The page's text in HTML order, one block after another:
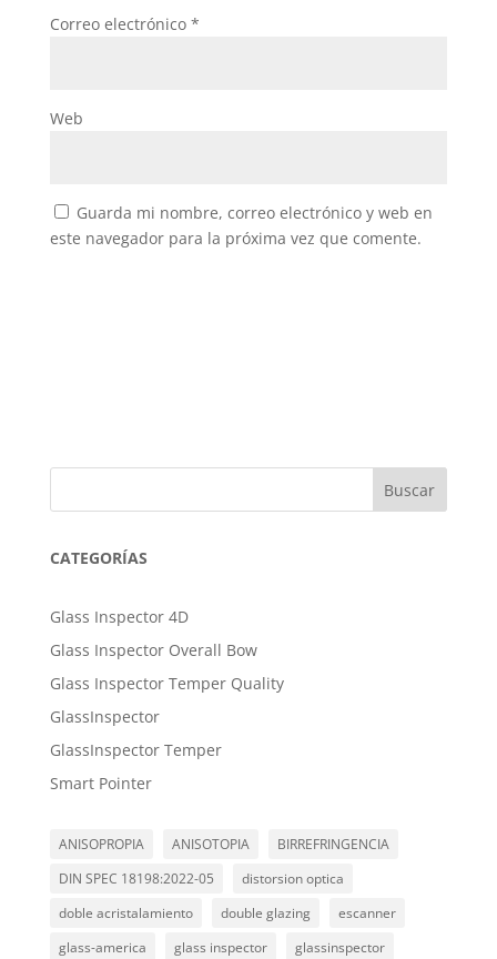
Correo electrónico *
Web
Guarda mi nombre, correo electrónico y web en
este navegador para la próxima vez que comente.
Buscar
CATEGORÍAS
Glass Inspector 4D
Glass Inspector Overall Bow
Glass Inspector Temper Quality
GlassInspector
GlassInspector Temper
Smart Pointer
ANISOPROPIA ANISOTOPIA
BIRREFRINGENCIA
DIN SPEC 18198:2022-05
distorsion optica
doble acristalamiento
double glazing
escanner
glass-america
glass inspector
glassinspector